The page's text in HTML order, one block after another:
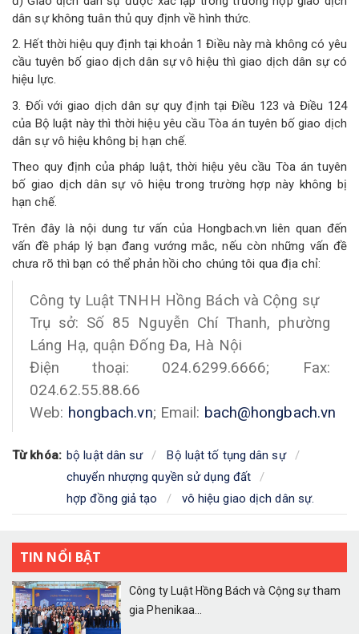
dân sự không tuân thủ quy định về hình thức.
2. Hết thời hiệu quy định tại khoản 1 Điều này mà không có yêu
cầu tuyên bố giao dịch dân sự vô hiệu thì giao dịch dân sự có
hiệu lực.
3. Đối với giao dịch dân sự quy định tại Điều 123 và Điều 124
của Bộ luật này thì thời hiệu yêu cầu Tòa án tuyên bố giao dịch
dân sự vô hiệu không bị hạn chế.
Theo quy định của pháp luật, thời hiệu yêu cầu Tòa án tuyên
bố giao dịch dân sự vô hiệu trong trường hợp này không bị
hạn chế.
Trên đây là nội dung tư vấn của Hongbach.vn liên quan đến
vấn đề pháp lý bạn đang vướng mắc, nếu còn những vấn đề
chưa rõ thì bạn có thể phản hồi cho chúng tôi qua địa chỉ:
Công ty Luật TNHH Hồng Bách và Cộng sự
Trụ sở: Số 85 Nguyễn Chí Thanh, phường
Láng Hạ, quận Đống Đa, Hà Nội
Điện thoại: 024.6299.6666; Fax:
024.62.55.88.66
Web: hongbach.vn; Email: bach@hongbach.vn
Từ khóa: bộ luật dân sư
Bộ luật tố tụng dân sự
chuyển nhượng quyền sử dụng đất
hợp đồng giả tạo
vô hiệu giao dịch dân sự.
TIN NỔI BẬT
Công ty Luật Hồng Bách và Cộng sự tham
gia Phenikaa...